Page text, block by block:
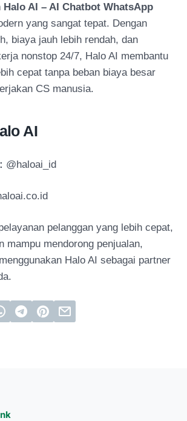
Halo AI – AI Chatbot WhatsApp
yang sangat tepat. Dengan
biaya jauh lebih rendah, dan
nonstop 24/7, Halo AI membantu
cepat tanpa beban biaya besar
CS manusia.
AI
@haloai_id
pelanggan yang lebih cepat,
mampu mendorong penjualan,
Halo AI sebagai partner